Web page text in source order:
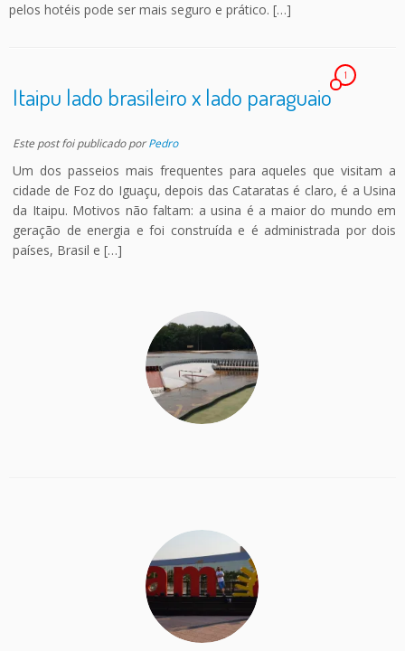
pelos hotéis pode ser mais seguro e prático. […]
Itaipu lado brasileiro x lado paraguaio
1
Este post foi publicadoporPedro
Um dos passeios mais frequentes para aqueles que visitam a
cidade de Foz do Iguaçu, depois das Cataratas é claro, é a Usina
da Itaipu. Motivos não faltam: a usina é a maior do mundo em
geração de energia e foi construída e é administrada por dois
países, Brasil e […]